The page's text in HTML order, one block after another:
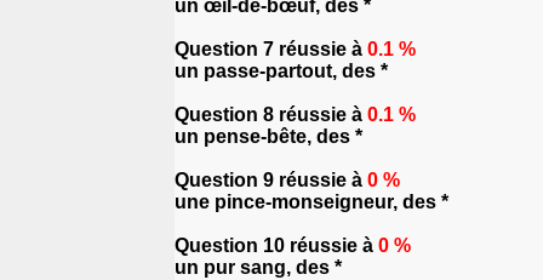
un œil-de-bœuf, des *
Question 7 réussie à 0.1 %
un passe-partout, des *
Question 8 réussie à 0.1 %
un pense-bête, des *
Question 9 réussie à 0 %
une pince-monseigneur, des *
Question 10 réussie à 0 %
un pur sang, des *